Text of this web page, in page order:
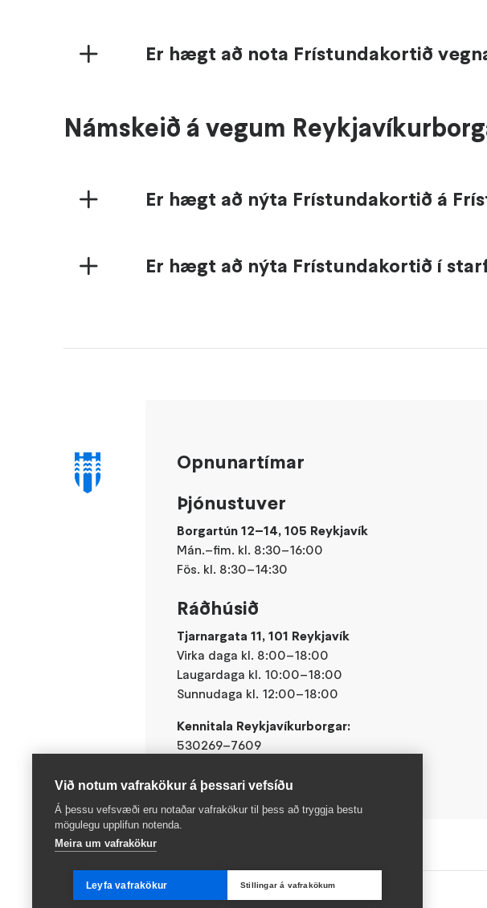
Er hægt að nota Frístundakortið
Námskeið á vegum
Er hægt að nýta Frístundakortið á
Er hægt að nýta Frístundakortið í
Opnunartímar
Þjónustuver
Borgartún 12–14, 105 Reykjavík
Mán.–fim. kl. 8:30–16:00
Fös. kl. 8:30–14:30
Ráðhúsið
Tjarnargata 11, 101 Reykjavík
Virka daga kl. 8:00–18:00
Laugardaga kl. 10:00–18:00
Sunnudaga kl. 12:00–18:00
Kennitala Reykjavíkurborgar:
530269–7609
Við notum vafrakökur á þessari vefsíðu
Á þessu vefsvæði eru notaðar vafrakökur til þess að tryggja bestu
mögulegu upplifun notenda.
Meira um vafrakökur
Leyfa vafrakökur Stillingar á vafrakökum